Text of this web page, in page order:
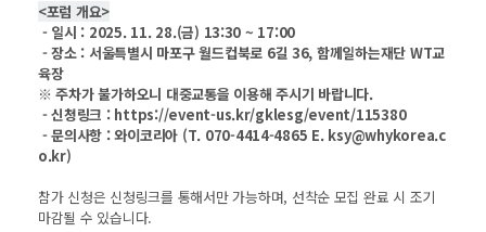
<포럼 개요>
- 일시 : 2025. 11. 28.(금) 13:30 ~ 17:00
- 장소 : 서울특별시 마포구 월드컵북로 6길 36, 함께일하는재단 WT교
육장
※ 주차가 불가하오니 대중교통을 이용해 주시기 바랍니다.
- 신청링크 : https://event-us.kr/gklesg/event/115380
- 문의사항 : 와이코리아 (T. 070-4414-4865 E. ksy@whykorea.c
o.kr)
참가 신청은 신청링크를 통해서만 가능하며, 선착순 모집 완료 시 조기
마감될 수 있습니다.